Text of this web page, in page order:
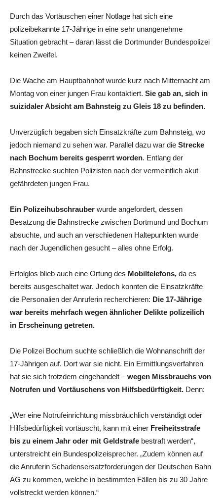
Durch das Vortäuschen einer Notlage hat sich eine
polizeibekannte 17-Jährige in eine sehr unangenehme
Situation gebracht – daran lässt die Dortmunder Bundespolizei
keinen Zweifel.
Die Wache am Hauptbahnhof wurde kurz nach Mitternacht am
Montag von einer jungen Frau kontaktiert. Sie gab an, sich in
suizidaler Absicht am Bahnsteig zu Gleis 18 zu befinden.
Unverzüglich begaben sich Einsatzkräfte zum Bahnsteig, wo
jedoch niemand zu sehen war. Parallel dazu war die Strecke
nach Bochum bereits gesperrt worden. Entlang der
Bahnstrecke suchten Polizisten nach der vermeintlich akut
gefährdeten jungen Frau.
Ein Polizeihubschrauber wurde angefordert, dessen
Besatzung die Bahnstrecke zwischen Dortmund und Bochum
absuchte, und auch an verschiedenen Haltepunkten wurde
nach der Jugendlichen gesucht – alles ohne Erfolg.
Erfolglos blieb auch eine Ortung des Mobiltelefons, da es
bereits ausgeschaltet war. Jedoch konnten die Einsatzkräfte
die Personalien der Anruferin recherchieren: Die 17-Jährige
war bereits mehrfach wegen ähnlicher Delikte polizeilich
in Erscheinung getreten.
Die Polizei Bochum suchte schließlich die Wohnanschrift der
17-Jährigen auf. Dort war sie nicht. Ein Ermittlungsverfahren
hat sie sich trotzdem eingehandelt –wegen Missbrauchs von
Notrufen und Vortäuschens von Hilfsbedürftigkeit. Denn:
„Wer eine Notrufeinrichtung missbräuchlich verständigt oder
Hilfsbedürftigkeit vortäuscht, kann mit einer Freiheitsstrafe
bis zu einem Jahr oder mit Geldstrafe bestraft werden“,
unterstreicht ein Bundespolizeisprecher. „Zudem können auf
die Anruferin Schadensersatzforderungen der Deutschen Bahn
AG zu kommen, welche in bestimmten Fällen bis zu 30 Jahre
vollstreckt werden können.“